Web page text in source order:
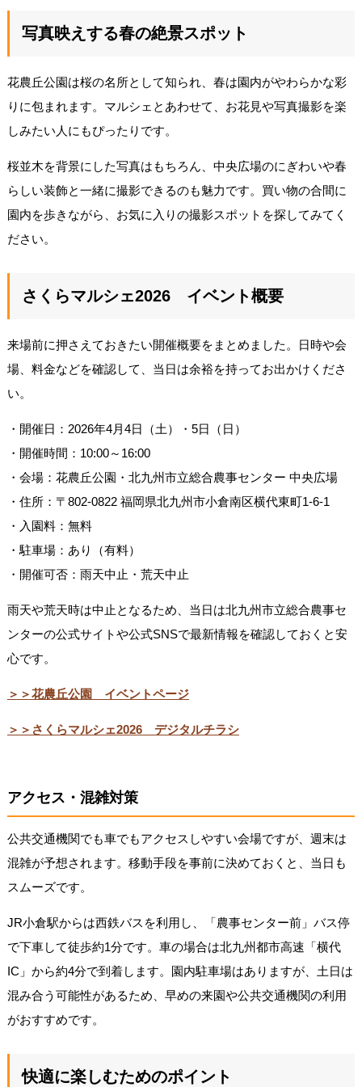
写真映えする春の絶景スポット
花農丘公園は桜の名所として知られ、春は園内がやわらかな彩
りに包まれます。マルシェとあわせて、お花見や写真撮影を楽
しみたい人にもぴったりです。
桜並木を背景にした写真はもちろん、中央広場のにぎわいや春
らしい装飾と一緒に撮影できるのも魅力です。買い物の合間に
園内を歩きながら、お気に入りの撮影スポットを探してみてく
ださい。
さくらマルシェ2026 イベント概要
来場前に押さえておきたい開催概要をまとめました。日時や会
場、料金などを確認して、当日は余裕を持ってお出かけくださ
い。
・開催日：2026年4月4日（土）・5日（日）
・開催時間：10:00～16:00
・会場：花農丘公園・北九州市立総合農事センター 中央広場
・住所：〒802-0822 福岡県北九州市小倉南区横代東町1-6-1
・入園料：無料
・駐車場：あり（有料）
・開催可否：雨天中止・荒天中止
雨天や荒天時は中止となるため、当日は北九州市立総合農事セ
ンターの公式サイトや公式SNSで最新情報を確認しておくと安
心です。
＞＞花農丘公園 イベントページ
＞＞さくらマルシェ2026 デジタルチラシ
アクセス・混雑対策
公共交通機関でも車でもアクセスしやすい会場ですが、週末は
混雑が予想されます。移動手段を事前に決めておくと、当日も
スムーズです。
JR小倉駅からは西鉄バスを利用し、「農事センター前」バス停
で下車して徒歩約1分です。車の場合は北九州都市高速「横代
IC」から約4分で到着します。園内駐車場はありますが、土日は
混み合う可能性があるため、早めの来園や公共交通機関の利用
がおすすめです。
快適に楽しむためのポイント